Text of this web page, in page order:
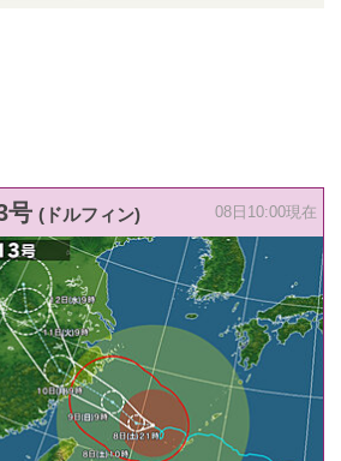
号 (ドルフィン) 08日10:00現在